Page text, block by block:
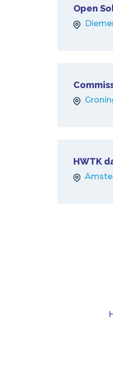
Open
HWTK